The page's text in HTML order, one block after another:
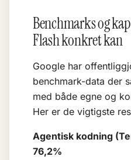
Benchmarks og
Flash konkret kan
Google har
benchmark-data der
med både egne og
Her er de vigtigste
Agentisk kodning
76,2%